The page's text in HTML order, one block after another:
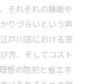
それぞれの機能や
りづらいという声
戸川区における窓
方、そしてコスト
想の防犯と省エネ